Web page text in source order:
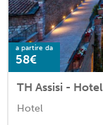
a partire da
58€
TH Assisi -
Hotel